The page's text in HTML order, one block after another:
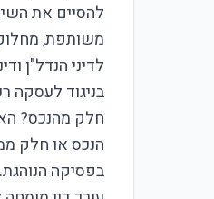
להסיים את
משותפת,
לדיני הנדל"ן
בניגוד לעסקה
חלק מהנכס?
הנכס או חלק
בפסיקה הנוהגת.